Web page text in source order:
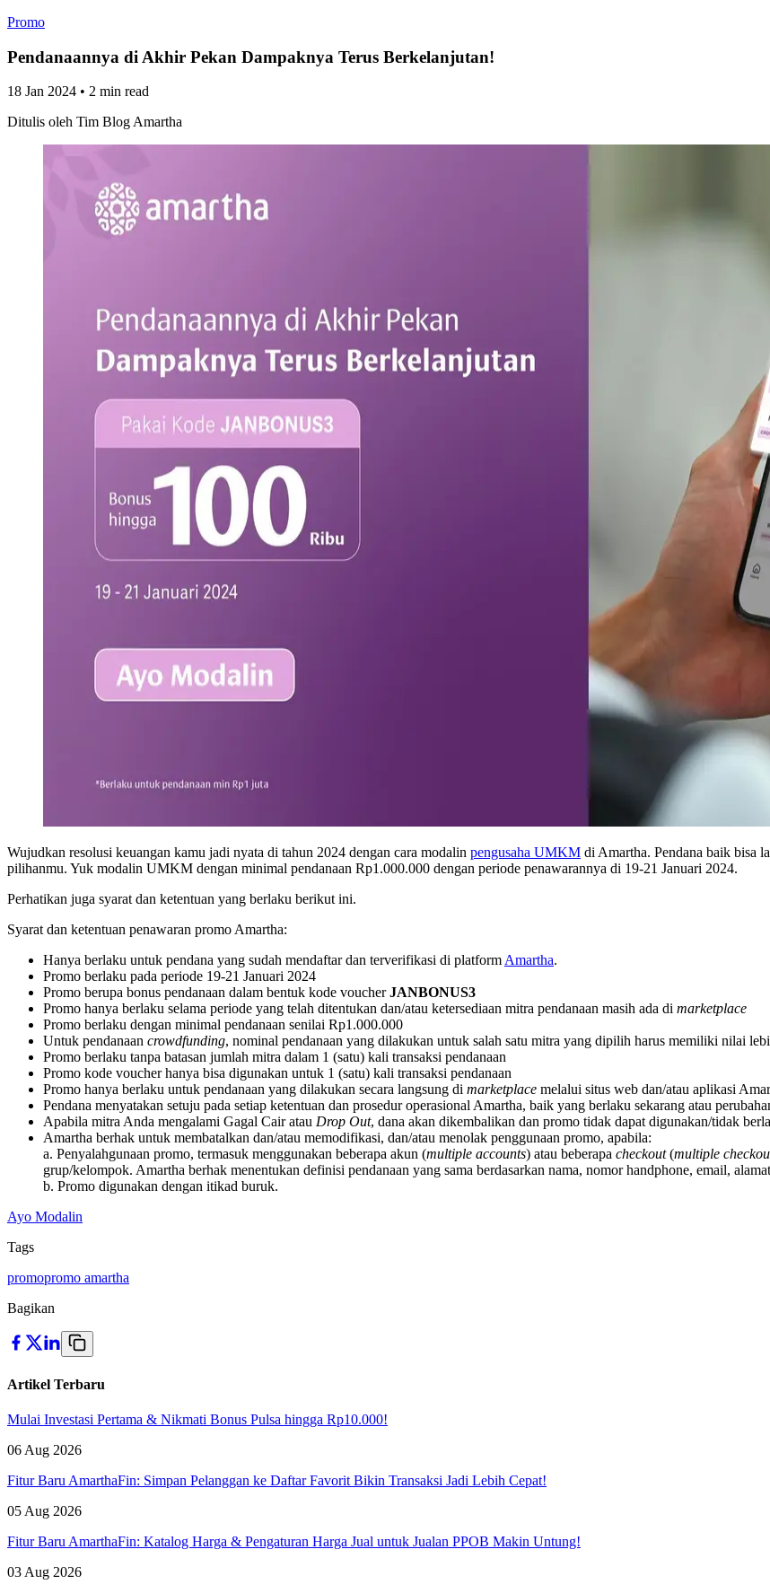
Promo
Pendanaannya di Akhir Pekan Dampaknya Terus Berkelanjutan!
18 Jan 2024 • 2 min read
Ditulis oleh Tim Blog Amartha
Wujudkan resolusi keuangan kamu jadi nyata di tahun 2024 dengan cara modalin pengusaha UMKM di Amartha. Pendana baik bisa
pilihanmu. Yuk modalin UMKM dengan minimal pendanaan Rp1.000.000 dengan periode penawarannya di 19-21 Januari 2024.
Perhatikan juga syarat dan ketentuan yang berlaku berikut ini.
Syarat dan ketentuan penawaran promo Amartha:
Hanya berlaku untuk pendana yang sudah mendaftar dan terverifikasi di platformAmartha.
Promo berlaku pada periode 19-21 Januari 2024
Promo berupa bonus pendanaan dalam bentuk kode voucherJANBONUS3
Promo hanya berlaku selama periode yang telah ditentukan dan/atau ketersediaan mitra pendanaan masih ada di marketplace
Promo berlaku dengan minimal pendanaan senilai Rp1.000.000
Untuk pendanaan crowdfunding, nominal pendanaan yang dilakukan untuk salah satu mitra yang dipilih harus memiliki nilai
Promo berlaku tanpa batasan jumlah mitra dalam 1 (satu) kali transaksi pendanaan
Promo kode voucher hanya bisa digunakan untuk 1 (satu) kali transaksi pendanaan
Promo hanya berlaku untuk pendanaan yang dilakukan secara langsung di marketplace melalui situs web dan/atau aplikasi
Pendana menyatakan setuju pada setiap ketentuan dan prosedur operasional Amartha, baik yang berlaku sekarang atau
Apabila mitra Anda mengalami Gagal Cair atau Drop Out, dana akan dikembalikan dan promo tidak dapat digunakan/tidak
Amartha berhak untuk membatalkan dan/atau memodifikasi, dan/atau menolak penggunaan promo, apabila:
a. Penyalahgunaan promo, termasuk menggunakan beberapa akun (multiple accounts) atau beberapa checkout(multiple
grup/kelompok. Amartha berhak menentukan definisi pendanaan yang sama berdasarkan nama, nomor handphone, email,
b. Promo digunakan dengan itikad buruk.
Ayo Modalin
Tags
promopromo amartha
Bagikan
Artikel Terbaru
Mulai Investasi Pertama & Nikmati Bonus Pulsa hingga Rp10.000!
06 Aug 2026
Fitur Baru AmarthaFin: Simpan Pelanggan ke Daftar Favorit Bikin Transaksi Jadi Lebih Cepat!
05 Aug 2026
Fitur Baru AmarthaFin: Katalog Harga & Pengaturan Harga Jual untuk Jualan PPOB Makin Untung!
03 Aug 2026